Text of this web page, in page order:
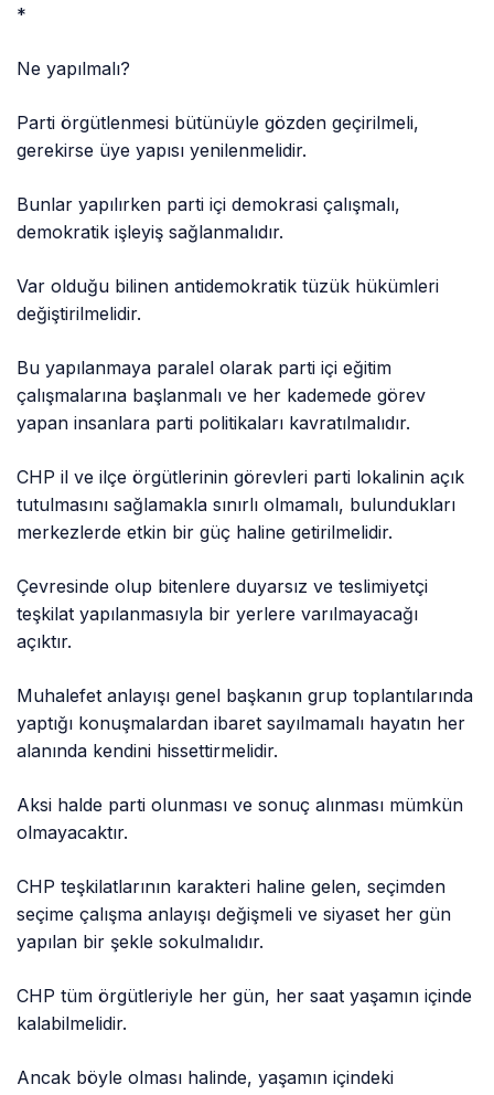
*
Ne yapılmalı?
Parti örgütlenmesi bütünüyle gözden geçirilmeli,
gerekirse üye yapısı yenilenmelidir.
Bunlar yapılırken parti içi demokrasi çalışmalı,
demokratik işleyiş sağlanmalıdır.
Var olduğu bilinen antidemokratik tüzük hükümleri
değiştirilmelidir.
Bu yapılanmaya paralel olarak parti içi eğitim
çalışmalarına başlanmalı ve her kademede görev
yapan insanlara parti politikaları kavratılmalıdır.
CHP il ve ilçe örgütlerinin görevleri parti lokalinin açık
tutulmasını sağlamakla sınırlı olmamalı, bulundukları
merkezlerde etkin bir güç haline getirilmelidir.
Çevresinde olup bitenlere duyarsız ve teslimiyetçi
teşkilat yapılanmasıyla bir yerlere varılmayacağı
açıktır.
Muhalefet anlayışı genel başkanın grup toplantılarında
yaptığı konuşmalardan ibaret sayılmamalı hayatın her
alanında kendini hissettirmelidir.
Aksi halde parti olunması ve sonuç alınması mümkün
olmayacaktır.
CHP teşkilatlarının karakteri haline gelen, seçimden
seçime çalışma anlayışı değişmeli ve siyaset her gün
yapılan bir şekle sokulmalıdır.
CHP tüm örgütleriyle her gün, her saat yaşamın içinde
kalabilmelidir.
Ancak böyle olması halinde, yaşamın içindeki